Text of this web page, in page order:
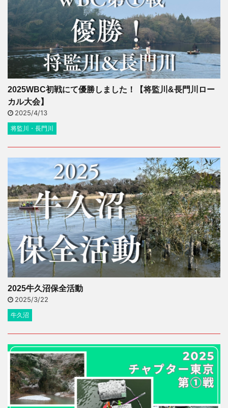
2025WBC初戦にて優勝しました！【将監川&長門川ロー
カル大会】
2025/4/13
将監川・長門川
2025牛久沼保全活動
2025/3/22
牛久沼